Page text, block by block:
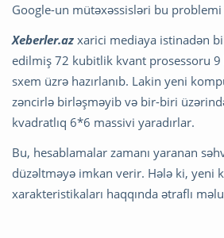
Google-un mütəxəssisləri bu
Xeberler.az xarici mediaya istinadən
edilmiş 72 kubitlik kvant prosessoru
sxem üzrə hazırlanıb. Lakin yeni
zəncirlə birləşməyib və bir-biri
kvadratlıq 6*6 massivi yaradırlar.
Bu, hesablamalar zamanı yaranan
düzəltməyə imkan verir. Hələ ki, yeni
xarakteristikaları haqqında ətraflı